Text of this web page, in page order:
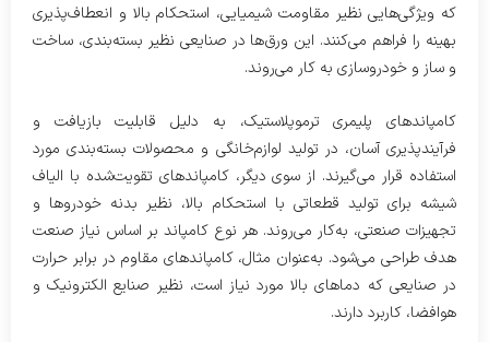
که ویژگی‌هایی نظیر مقاومت شیمیایی، استحکام بالا و انعطاف‌پذیری
بهینه را فراهم می‌کنند. این ورق‌ها در صنایعی نظیر بسته‌بندی، ساخت
و ساز و خودروسازی به کار می‌روند.
کامپاندهای پلیمری ترموپلاستیک، به دلیل قابلیت بازیافت و
فرآیندپذیری آسان، در تولید لوازم‌خانگی و محصولات بسته‌بندی مورد
استفاده قرار می‌گیرند. از سوی دیگر، کامپاندهای تقویت‌شده با الیاف
شیشه برای تولید قطعاتی با استحکام بالا، نظیر بدنه خودروها و
تجهیزات صنعتی، به‌کار می‌روند. هر نوع کامپاند بر اساس نیاز صنعت
هدف طراحی می‌شود. به‌عنوان مثال، کامپاندهای مقاوم در برابر حرارت
در صنایعی که دماهای بالا مورد نیاز است، نظیر صنایع الکترونیک و
هوافضا، کاربرد دارند.